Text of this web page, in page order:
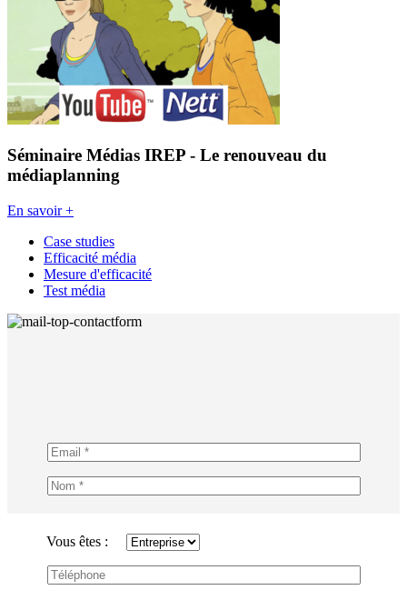
Séminaire Médias IREP - Le renouveau du
médiaplanning
En savoir +
Case studies
Efficacité média
Mesure d'efficacité
Test média
Vous êtes :